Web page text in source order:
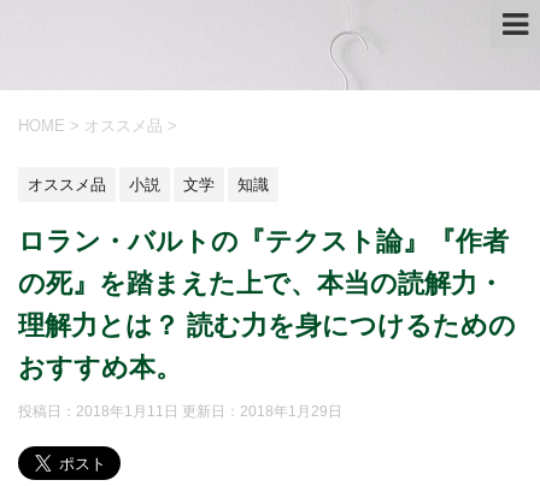
HOME > オススメ品 >
オススメ品 小説 文学 知識
ロラン・バルトの『テクスト論』『作者
の死』を踏まえた上で、本当の読解力・
理解力とは？ 読む力を身につけるための
おすすめ本。
投稿日：2018年1月11日 更新日： 2018年1月29日